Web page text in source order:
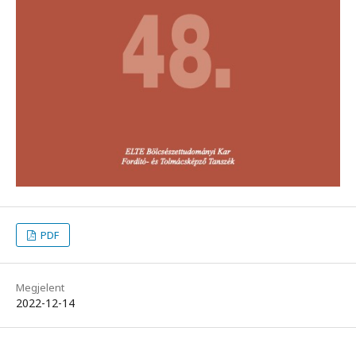
PDF
Megjelent
2022-12-14